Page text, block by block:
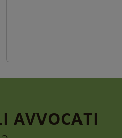
AVVOCATI